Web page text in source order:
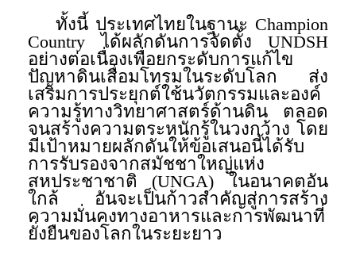
ทั้งนี้ ประเทศไทยในฐานะ Champion
Country ได้ผลักดันการจัดตั้ง UNDSH
อย่างต่อเนื่องเพื่อยกระดับการแก้ไข
ปัญหาดินเสื่อมโทรมในระดับโลก ส่ง
เสริมการประยุกต์ใช้นวัตกรรมและองค์
ความรู้ทางวิทยาศาสตร์ด้านดิน ตลอด
จนสร้างความตระหนักรู้ในวงกว้าง โดย
มีเป้าหมายผลักดันให้ข้อเสนอนี้ได้รับ
การรับรองจากสมัชชาใหญ่แห่ง
สหประชาชาติ (UNGA) ในอนาคตอัน
ใกล้ อันจะเป็นก้าวสำคัญสู่การสร้าง
ความมั่นคงทางอาหารและการพัฒนาที่
ยั่งยืนของโลกในระยะยาว